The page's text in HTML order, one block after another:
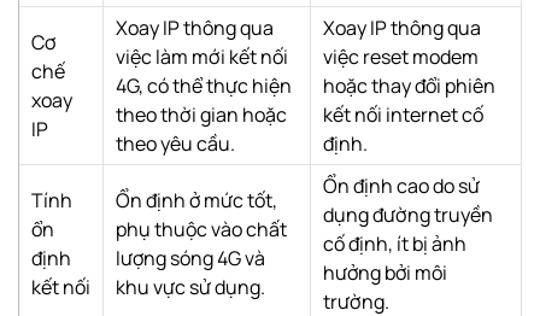
Cơ
chế
xoay
IP
Xoay IP thông qua
việc làm mới kết nối
4G, có thể thực hiện
theo thời gian hoặc
theo yêu cầu.
Xoay IP thông qua
việc reset modem
hoặc thay đổi phiên
kết nối internet cố
định.
Tính
ổn
định
kết nối
Ổn định ở mức tốt,
phụ thuộc vào chất
lượng sóng 4G và
khu vực sử dụng.
Ổn định cao do sử
dụng đường truyền
cố định, ít bị ảnh
hưởng bởi môi
trường.